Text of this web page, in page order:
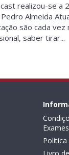
realizou-se a
Almeida
são cada vez
saber tirar...
Exames
Política